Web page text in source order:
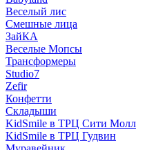
Веселый лис
Смешные лица
ЗайКА
Веселые Мопсы
Трансформеры
Studio7
Zefir
Конфетти
Складыши
KidSmile в ТРЦ Сити Молл
KidSmile в ТРЦ Гудвин